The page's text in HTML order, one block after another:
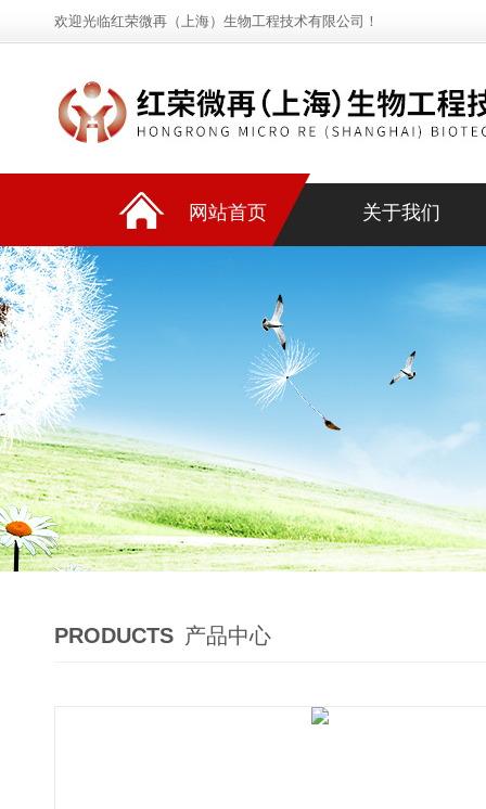
欢迎光临红荣微再（上海）生物工程技术有限公司！
网站首页 关于我们
PRODUCTS 产品中心